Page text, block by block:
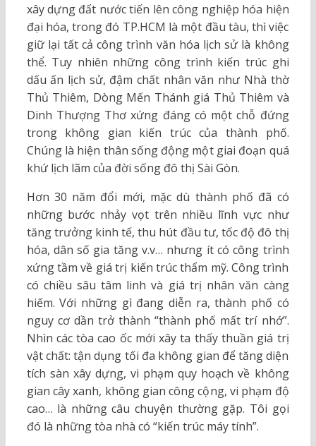
xây dựng đất nước tiến lên công nghiệp hóa hiện
đại hóa, trong đó TP.HCM là một đầu tàu, thì việc
giữ lại tất cả công trình văn hóa lịch sử là không
thể. Tuy nhiên những công trình kiến trúc ghi
dấu ấn lịch sử, đậm chất nhân văn như Nhà thờ
Thủ Thiêm, Dòng Mến Thánh giá Thủ Thiêm và
Dinh Thượng Thơ xứng đáng có một chỗ đứng
trong không gian kiến trúc của thành phố.
Chúng là hiện thân sống động một giai đoạn quá
khứ lịch lãm của đời sống đô thị Sài Gòn.
Hơn 30 năm đổi mới, mặc dù thành phố đã có
những bước nhảy vọt trên nhiều lĩnh vực như
tăng trưởng kinh tế, thu hút đầu tư, tốc độ đô thị
hóa, dân số gia tăng v.v… nhưng ít có công trình
xứng tầm về giá trị kiến trúc thẩm mỹ. Công trình
có chiều sâu tâm linh và giá trị nhân văn càng
hiếm. Với những gì đang diễn ra, thành phố có
nguy cơ dần trở thành “thành phố mất trí nhớ”.
Nhìn các tòa cao ốc mới xây ta thấy thuần giá trị
vật chất: tận dụng tối đa không gian để tăng diện
tích sàn xây dựng, vi phạm quy hoạch về không
gian cây xanh, không gian công cộng, vi phạm độ
cao… là những câu chuyện thường gặp. Tôi gọi
đó là những tòa nhà có “kiến trúc máy tính”.